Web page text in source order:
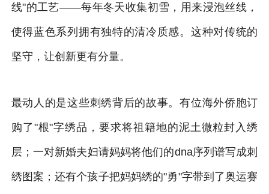
线"的工艺——每年冬天收集初雪，用来浸泡丝线，
使得蓝色系列拥有独特的清冷质感。这种对传统的
坚守，让创新更有分量。
最动人的是这些刺绣背后的故事。有位海外侨胞订
购了"根"字绣品，要求将祖籍地的泥土微粒封入绣
层；一对新婚夫妇请妈妈将他们的dna序列谱写成刺
绣图案；还有个孩子把妈妈绣的"勇"字带到了奥运赛